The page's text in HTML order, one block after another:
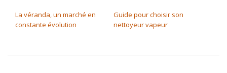
La véranda, un marché en
constante évolution
Guide pour choisir son
nettoyeur vapeur